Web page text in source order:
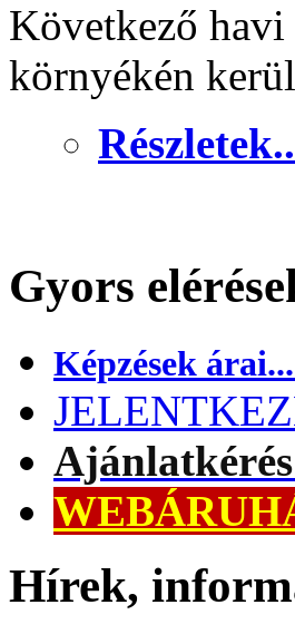
Következő
környékén
Gyors
Képzések
Hírek,